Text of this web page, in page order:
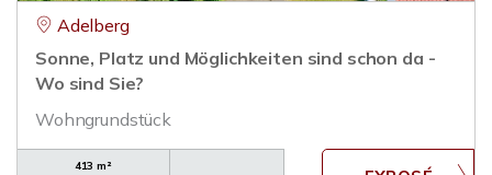
Adelberg
Sonne, Platz und Möglichkeiten sind schon da -
Wo sind Sie?
Wohngrundstück
413 m²